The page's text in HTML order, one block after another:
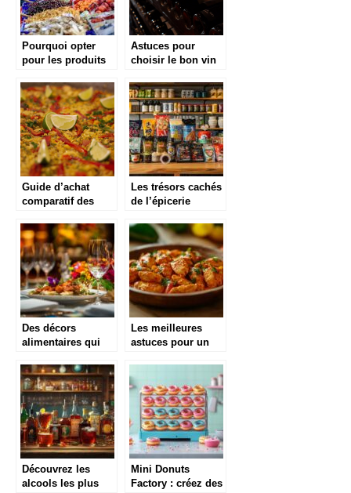
Pourquoi opter
pour les produits
Astuces pour
choisir le bon vin
Guide d’achat
comparatif des
bon marché
Les trésors cachés
de l’épicerie
Des décors
alimentaires qui
touche d’exception
Les meilleures
astuces pour un
Découvrez les
alcools les plus
Mini Donuts
Factory : créez des